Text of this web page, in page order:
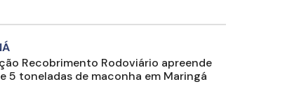
Recobrimento Rodoviário apreende
5 toneladas de maconha em Maringá